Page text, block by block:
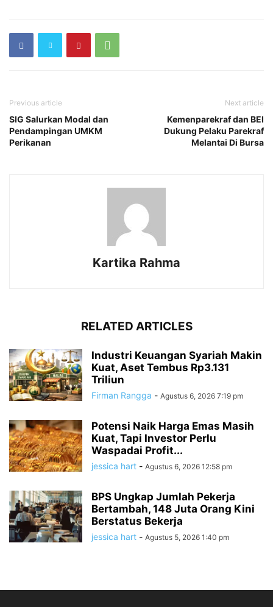
Previous article
SIG Salurkan Modal dan
Pendampingan UMKM
Perikanan
Next article
Kemenparekraf dan BEI
Dukung Pelaku Parekraf
Melantai Di Bursa
Kartika Rahma
RELATED ARTICLES
Industri Keuangan Syariah Makin
Kuat, Aset Tembus Rp3.131
Triliun
Firman Rangga - Agustus 6, 2026 7:19 pm
Potensi Naik Harga Emas Masih
Kuat, Tapi Investor Perlu
Waspadai Profit...
jessica hart - Agustus 6, 2026 12:58 pm
BPS Ungkap Jumlah Pekerja
Bertambah, 148 Juta Orang Kini
Berstatus Bekerja
jessica hart - Agustus 5, 2026 1:40 pm